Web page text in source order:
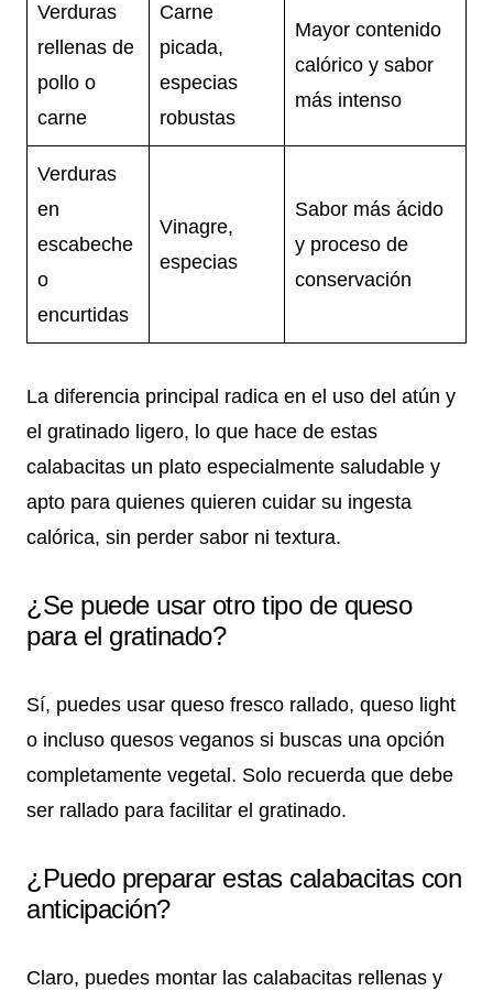
Verduras
rellenas de
pollo o
carne
Carne
picada,
especias
robustas
Mayor contenido
calórico y sabor
más intenso
Verduras
en
escabeche
o
encurtidas
Vinagre,
especias
Sabor más ácido
y proceso de
conservación
La diferencia principal radica en el uso del atún y
el gratinado ligero, lo que hace de estas
calabacitas un plato especialmente saludable y
apto para quienes quieren cuidar su ingesta
calórica, sin perder sabor ni textura.
¿Se puede usar otro tipo de queso
para el gratinado?
Sí, puedes usar queso fresco rallado, queso light
o incluso quesos veganos si buscas una opción
completamente vegetal. Solo recuerda que debe
ser rallado para facilitar el gratinado.
¿Puedo preparar estas calabacitas con
anticipación?
Claro, puedes montar las calabacitas rellenas y